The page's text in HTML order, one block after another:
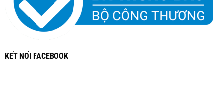
KẾT NỐI FACEBOOK